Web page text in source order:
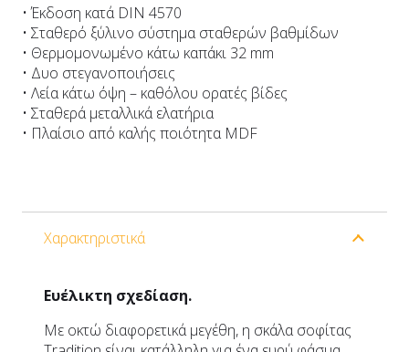
• Έκδοση κατά DIN 4570
• Σταθερό ξύλινο σύστημα σταθερών βαθμίδων
• Θερμομονωμένο κάτω καπάκι 32 mm
• Δυο στεγανοποιήσεις
• Λεία κάτω όψη – καθόλου ορατές βίδες
• Σταθερά μεταλλικά ελατήρια
• Πλαίσιο από καλής ποιότητα MDF
Χαρακτηριστικά
Ευέλικτη σχεδίαση.
Με οκτώ διαφορετικά μεγέθη, η σκάλα σοφίτας